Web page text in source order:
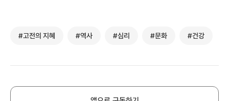
#고전의 지혜 #역사 #심리 #문화 #건강